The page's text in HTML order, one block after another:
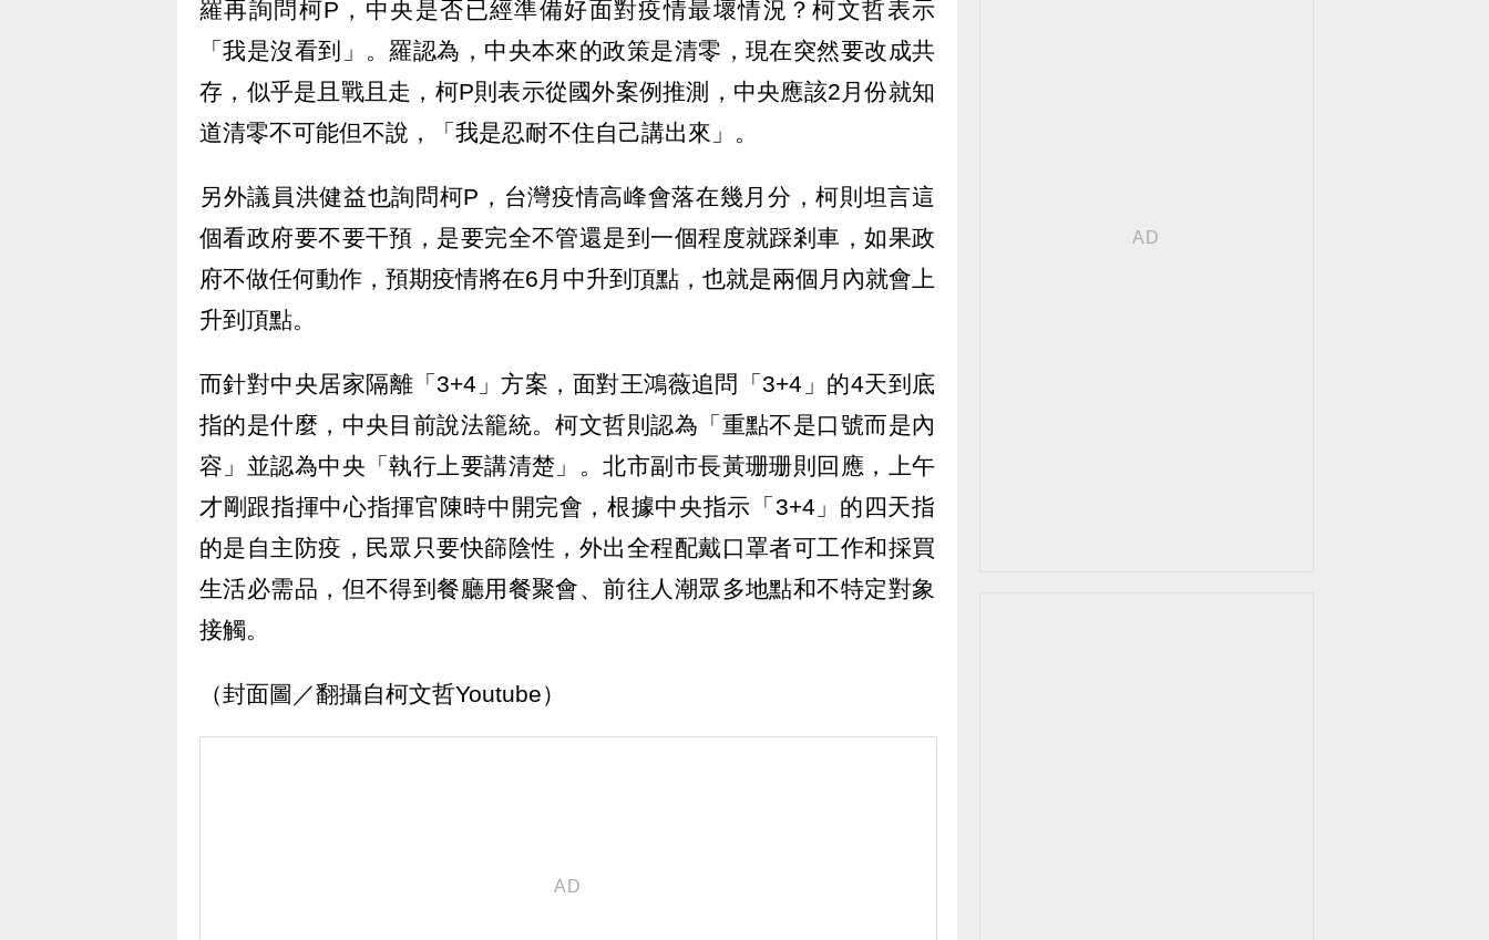
羅再詢問柯P，中央是否已經準備好面對疫情最壞情況？柯文哲表示
「我是沒看到」。羅認為，中央本來的政策是清零，現在突然要改成共
存，似乎是且戰且走，柯P則表示從國外案例推測，中央應該2月份就知
道清零不可能但不說，「我是忍耐不住自己講出來」。
另外議員洪健益也詢問柯P，台灣疫情高峰會落在幾月分，柯則坦言這
個看政府要不要干預，是要完全不管還是到一個程度就踩剎車，如果政
府不做任何動作，預期疫情將在6月中升到頂點，也就是兩個月內就會上
升到頂點。
而針對中央居家隔離「3+4」方案，面對王鴻薇追問「3+4」的4天到底
指的是什麼，中央目前說法籠統。柯文哲則認為「重點不是口號而是內
容」並認為中央「執行上要講清楚」。北市副市長黃珊珊則回應，上午
才剛跟指揮中心指揮官陳時中開完會，根據中央指示「3+4」的四天指
的是自主防疫，民眾只要快篩陰性，外出全程配戴口罩者可工作和採買
生活必需品，但不得到餐廳用餐聚會、前往人潮眾多地點和不特定對象
接觸。
（封面圖／翻攝自柯文哲Youtube）